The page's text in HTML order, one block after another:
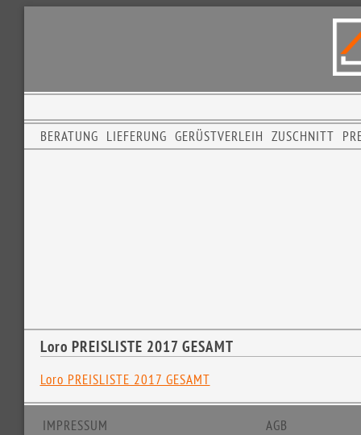
ZUSCHNITT
GERÜSTVERLEIH
LIEFERUNG
BERATUNG
Loro PREISLISTE 2017 GESAMT
Loro PREISLISTE 2017 GESAMT
IMPRESSUM
AGB